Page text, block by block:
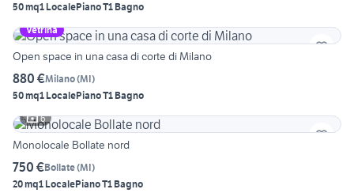
50 mq1 LocalePiano T1 Bagno
Vetrina
Open space in una casa di corte di Milano
880 €Milano(MI)
50 mq1 LocalePiano T1 Bagno
6
Monolocale Bollate nord
750 €Bollate(MI)
20 mq1 LocalePiano T1 Bagno